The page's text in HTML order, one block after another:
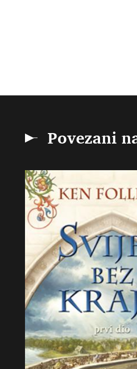
Povezani